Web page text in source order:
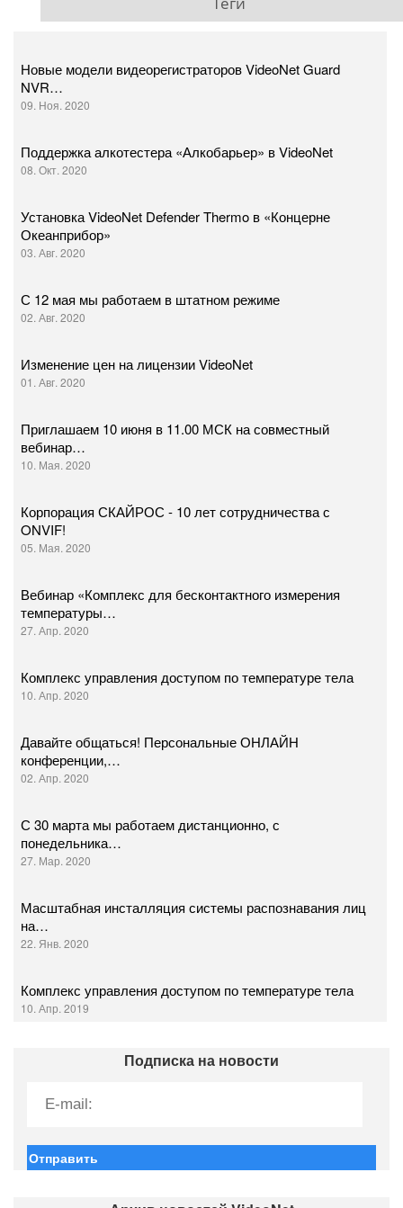
Новые модели видеорегистраторов VideoNet Guard
NVR…
09. Ноя. 2020
Поддержка алкотестера «Алкобарьер» в VideoNet
08. Окт. 2020
Установка VideoNet Defender Thermo в «Концерне
Океанприбор»
03. Авг. 2020
С 12 мая мы работаем в штатном режиме
02. Авг. 2020
Изменение цен на лицензии VideoNet
01. Авг. 2020
Приглашаем 10 июня в 11.00 МСК на совместный
вебинар…
10. Мая. 2020
Корпорация СКАЙРОС - 10 лет сотрудничества с
ONVIF!
05. Мая. 2020
Вебинар «Комплекс для бесконтактного измерения
температуры…
27. Апр. 2020
Комплекс управления доступом по температуре тела
10. Апр. 2020
Давайте общаться! Персональные ОНЛАЙН
конференции,…
02. Апр. 2020
С 30 марта мы работаем дистанционно, с
понедельника…
27. Мар. 2020
Масштабная инсталляция системы распознавания лиц
на…
22. Янв. 2020
Комплекс управления доступом по температуре тела
10. Апр. 2019
Подписка на новости